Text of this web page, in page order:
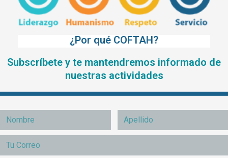
¿Por qué COFTAH?
Subscríbete y te mantendremos informado de
nuestras actividades